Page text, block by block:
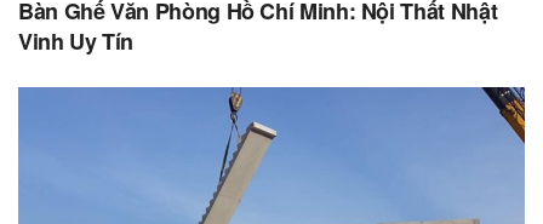
Bàn Ghế Văn Phòng Hồ Chí Minh: Nội Thất Nhật
Vinh Uy Tín